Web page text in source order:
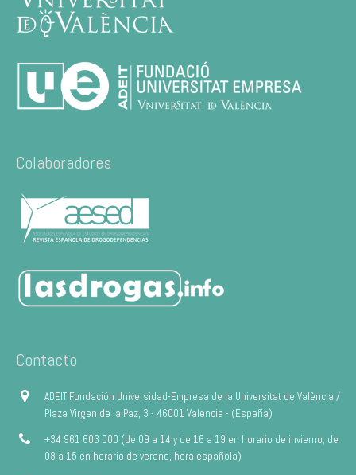
Colaboradores
Contacto
ADEIT Fundación Universidad-Empresa de la Universitat de València /
Plaza Virgen de la Paz, 3 - 46001 Valencia - (España)
+34 961 603 000 (de 09 a 14 y de 16 a 19 en horario de invierno; de
08 a 15 en horario de verano, hora española)